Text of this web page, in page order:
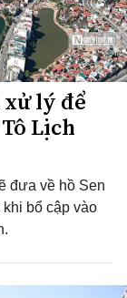
xử lý để
Lịch
đưa về hồ Sen
bổ cập vào